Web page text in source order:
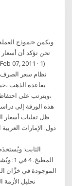
ويكمن «نموذج
نحن نؤكد أن أسعار
نظام سعر الصرف
بقاعدة الذهب
،ويترتب على
هذه الورقة إلى
ظل تقلبات أسعار
دول: الإمارات
الثابت:
الموجودة في خزَّان
تحليل الأزمة